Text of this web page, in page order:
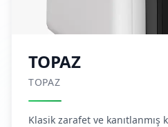
TOPAZ
TOPAZ
Klasik zarafet ve kanıtlanmış